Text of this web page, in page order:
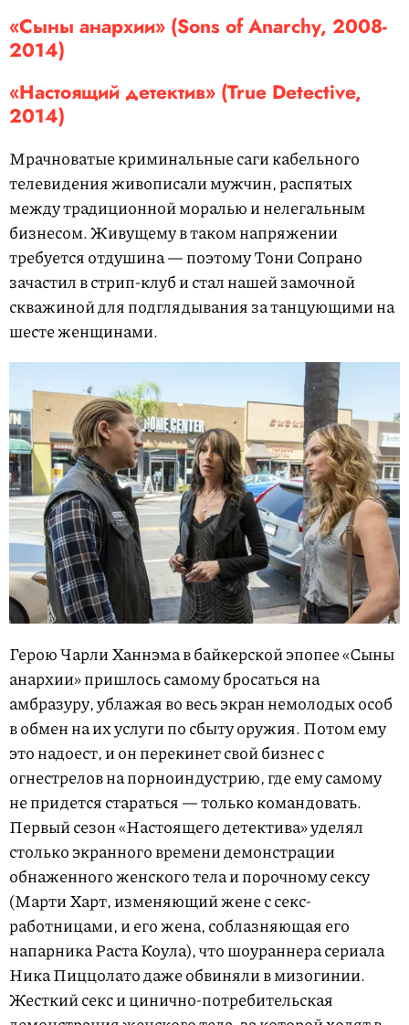
«Сыны анархии» (Sons of Anarchy, 2008-
2014)
«Настоящий детектив» (True Detective,
2014)
Мрачноватые криминальные саги кабельного
телевидения живописали мужчин, распятых
между традиционной моралью и нелегальным
бизнесом. Живущему в таком напряжении
требуется отдушина — поэтому Тони Сопрано
зачастил в стрип-клуб и стал нашей замочной
скважиной для подглядывания за танцующими на
шесте женщинами.
Герою Чарли Ханнэма в байкерской эпопее «Сыны
анархии» пришлось самому бросаться на
амбразуру, ублажая во весь экран немолодых особ
в обмен на их услуги по сбыту оружия. Потом ему
это надоест, и он перекинет свой бизнес с
огнестрелов на порноиндустрию, где ему самому
не придется стараться — только командовать.
Первый сезон «Настоящего детектива» уделял
столько экранного времени демонстрации
обнаженного женского тела и порочному сексу
(Марти Харт, изменяющий жене с секс-
работницами, и его жена, соблазняющая его
напарника Раста Коула), что шоураннера сериала
Ника Пиццолато даже обвиняли в мизогинии.
Жесткий секс и цинично-потребительская